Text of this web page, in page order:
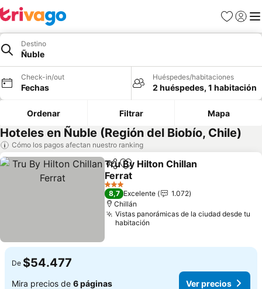
Favoritos
Iniciar
Destino
Ñuble
Check-in/out
Fechas
Huéspedes/habitaciones
2 huéspedes, 1 habitación
Ordenar Filtrar Mapa
Hoteles en Ñuble (Región del Biobío, Chile)
Cómo los pagos afectan nuestro ranking
Compartir
Agregar a favoritos
Tru By Hilton Chillan
Ferrat
3 Estrellas
8,7 Excelente
1.072
Chillán
Vistas panorámicas de la ciudad desde tu
habitación
De $54.477
Mira precios de 6 páginas Ver precios